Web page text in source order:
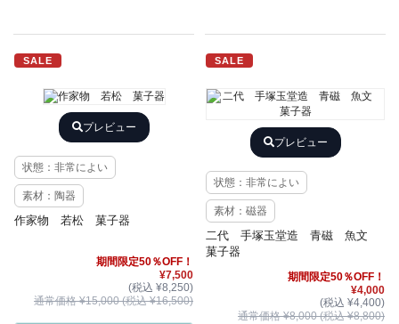
SALE
プレビュー
状態：非常によい
素材：陶器
作家物 若松 菓子器
期間限定50％OFF！
¥7,500
(税込 ¥8,250)
通常価格 ¥15,000 (税込 ¥16,500)
SALE
プレビュー
状態：非常によい
素材：磁器
二代 手塚玉堂造 青磁 魚文
菓子器
期間限定50％OFF！
¥4,000
(税込 ¥4,400)
通常価格 ¥8,000 (税込 ¥8,800)